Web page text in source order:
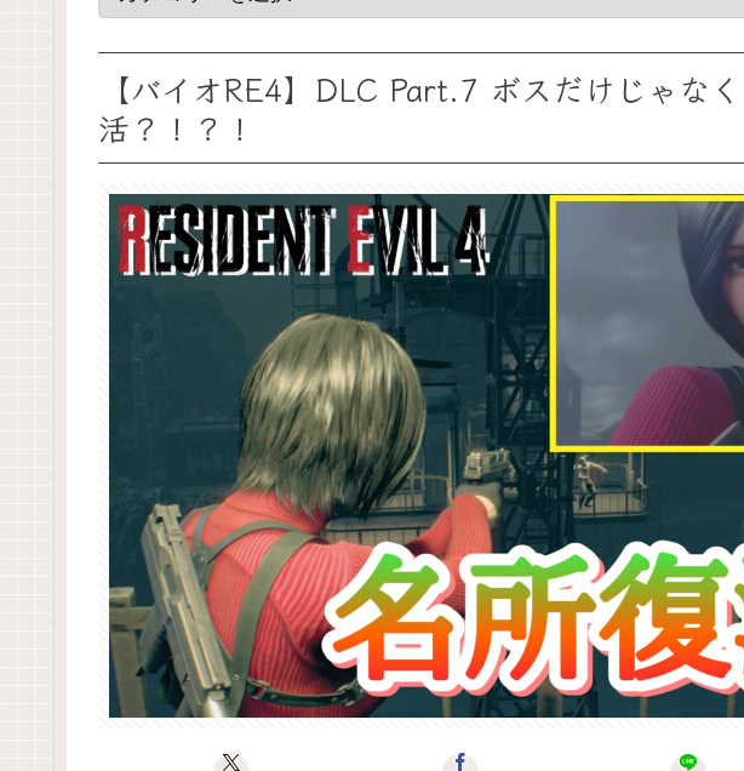
【バイオRE4】DLC Part.7 ボスだけじゃな
活？！？！